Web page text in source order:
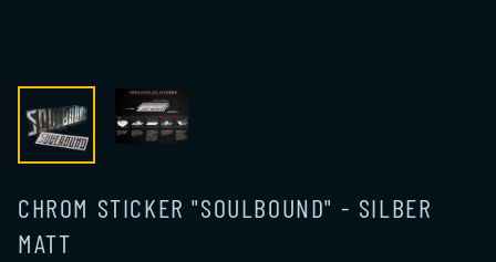
CHROM STICKER "SOULBOUND" - SILBER
MATT